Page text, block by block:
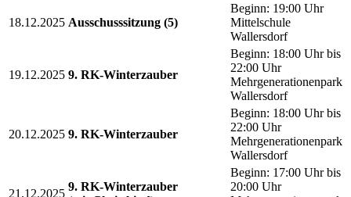
18.12.2025 Ausschusssitzung (5)
Beginn: 19:00 Uhr
Mittelschule
Wallersdorf
19.12.2025 9. RK-Winterzauber
Beginn: 18:00 Uhr bis
22:00 Uhr
Mehrgenerationenpark
Wallersdorf
20.12.2025 9. RK-Winterzauber
Beginn: 18:00 Uhr bis
22:00 Uhr
Mehrgenerationenpark
Wallersdorf
21.12.2025
9. RK-Winterzauber
Beginn: 17:00 Uhr bis
20:00 Uhr